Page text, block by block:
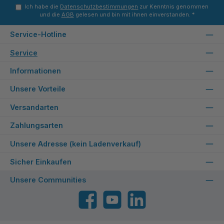
Ich habe die Datenschutzbestimmungen zur Kenntnis genommen
und die AGB gelesen und bin mit ihnen einverstanden. *
Service-Hotline
Service
Informationen
Unsere Vorteile
Versandarten
Zahlungsarten
Unsere Adresse (kein Ladenverkauf)
Sicher Einkaufen
Unsere Communities
FacebookYouTube